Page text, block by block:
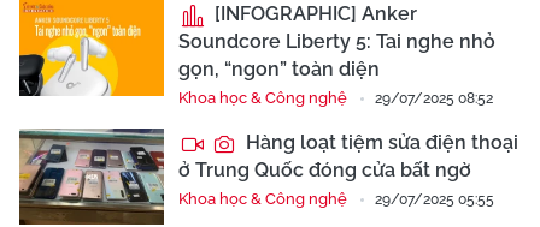
[INFOGRAPHIC] Anker
Soundcore Liberty 5: Tai nghe nhỏ
gọn, “ngon” toàn diện
Khoa học & Công nghệ 29/07/2025 08:52
Hàng loạt tiệm sửa điện thoại
ở Trung Quốc đóng cửa bất ngờ
Khoa học & Công nghệ 29/07/2025 05:55